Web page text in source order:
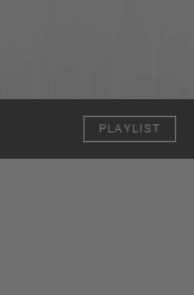
PLAYLIST